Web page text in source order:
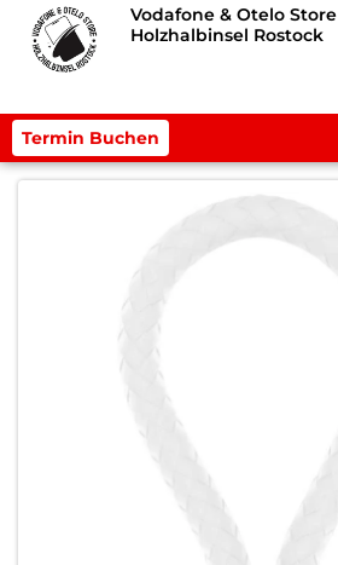
Vodafone & Otelo Store
Holzhalbinsel Rostock
Termin Buchen